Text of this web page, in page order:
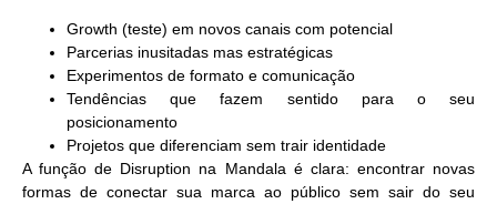
Growth (teste) em novos canais com potencial
Parcerias inusitadas mas estratégicas
Experimentos de formato e comunicação
Tendências que fazem sentido para o seu
posicionamento
Projetos que diferenciam sem trair identidade
A função de Disruption na Mandala é clara: encontrar novas
formas de conectar sua marca ao público sem sair do seu